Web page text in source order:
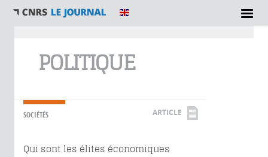
POLITIQUE
SOCIÉTÉS ARTICLE
Qui sont les élites économiques